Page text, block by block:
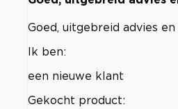
Goed, uitgebreid advies
Ik ben:
een nieuwe klant
Gekocht product: